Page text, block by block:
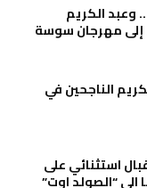
وعبد الكريم
مهرجان سوسة
الناجحين في
استثنائي على
“الصولد اوت”